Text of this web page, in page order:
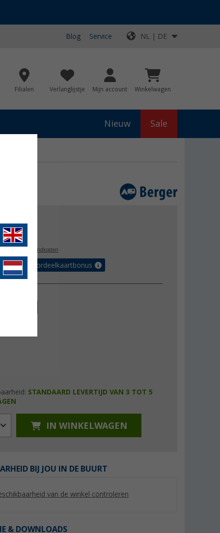
Blog Service NL | DE
Filialen Verlanglijstje Mijn account Winkelwagen
Nieuw Sale
plus verzendkosten
tot 5% voordeelkaartbonus
STANDAARD LEVERTIJD VAN 3 TOT 5
IN WINKELWAGEN
BIJ JOU IN DE BUURT
van de winkel controleren
& DOWNLOADS